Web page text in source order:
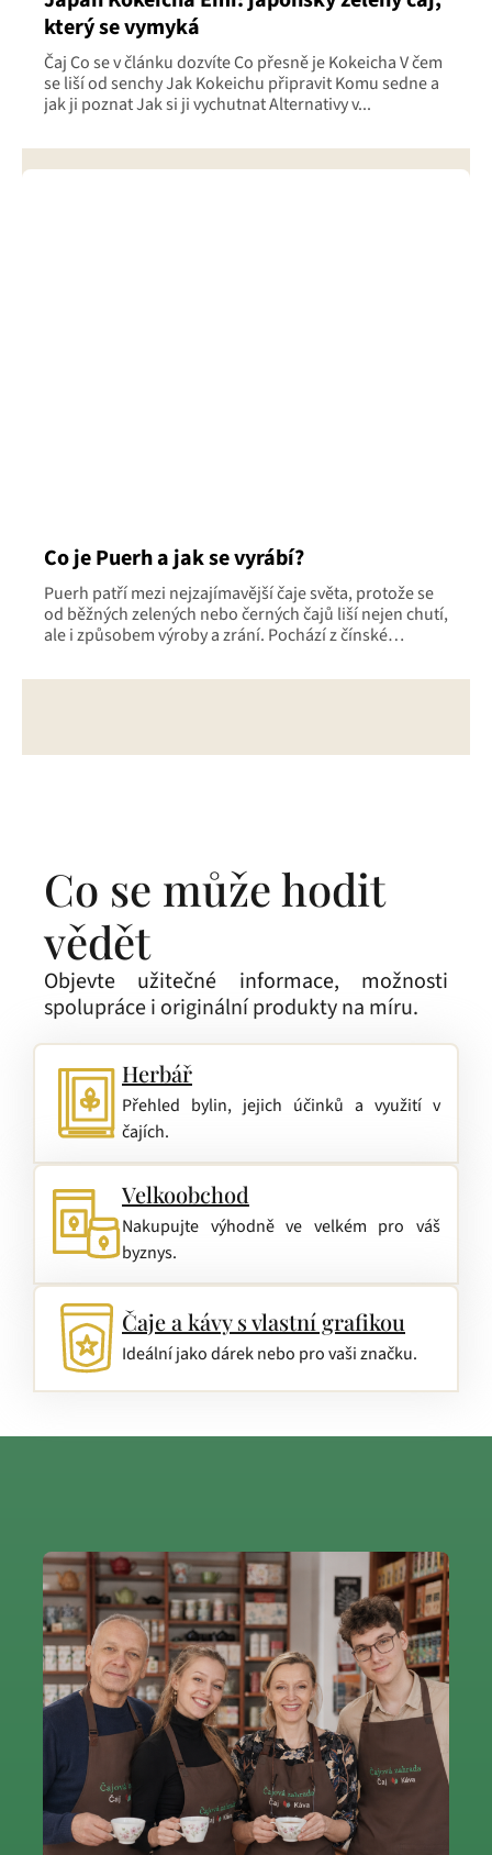
který se vymyká
Čaj Co se v článku dozvíte Co přesně je Kokeicha V čem
se liší od senchy Jak Kokeichu připravit Komu sedne a
jak ji poznat Jak si ji vychutnat Alternativy v...
Co je Puerh a jak se vyrábí?
Puerh patří mezi nejzajímavější čaje světa, protože se
od běžných zelených nebo černých čajů liší nejen chutí,
ale i způsobem výroby a zrání. Pochází z čínské
Herbář
Přehled bylin, jejich účinků a využití v
čajích.
Velkoobchod
Nakupujte výhodně ve velkém pro váš
byznys.
Čaje a kávy s vlastní grafikou
Ideální jako dárek nebo pro vaši značku.
Co se může hodit
vědět
Objevte užitečné informace, možnosti
spolupráce i originální produkty na míru.